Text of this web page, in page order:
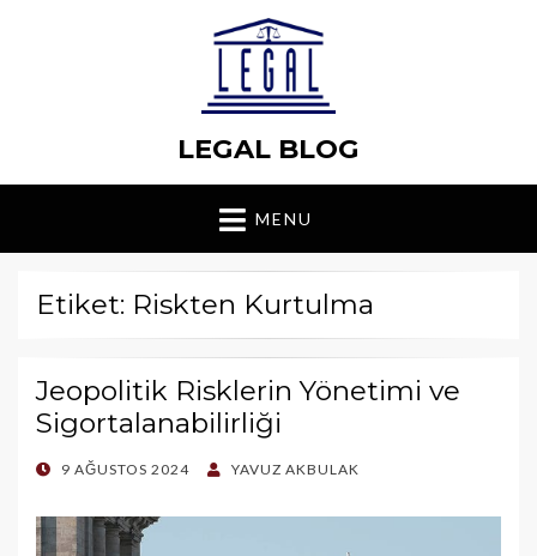
LEGAL BLOG
MENU
Etiket: Riskten Kurtulma
Jeopolitik Risklerin Yönetimi ve
Sigortalanabilirliği
POSTED
9 AĞUSTOS 2024 YAVUZ AKBULAK